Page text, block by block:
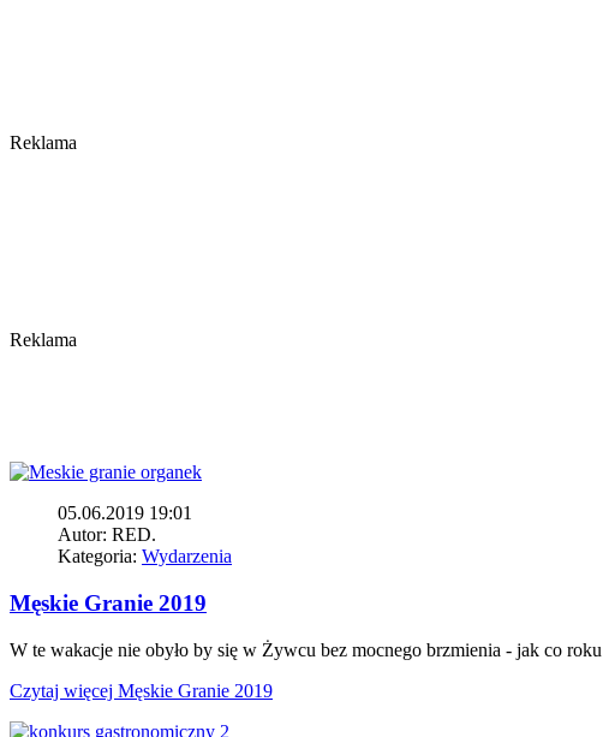
Reklama
Reklama
05.06.2019 19:01
Autor: RED.
Kategoria: Wydarzenia
Męskie Granie 2019
W te wakacje nie obyło by się w Żywcu bez mocnego brzmienia - jak co
Czytaj więcej Męskie Granie 2019